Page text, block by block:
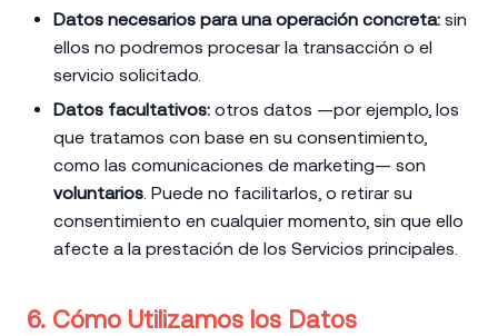
Datos necesarios para una operación concreta: sin
ellos no podremos procesar la transacción o el
servicio solicitado.
Datos facultativos: otros datos —por ejemplo, los
que tratamos con base en su consentimiento,
como las comunicaciones de marketing— son
voluntarios . Puede no facilitarlos, o retirar su
consentimiento en cualquier momento, sin que ello
afecte a la prestación de los Servicios principales.
6. Cómo Utilizamos los Datos